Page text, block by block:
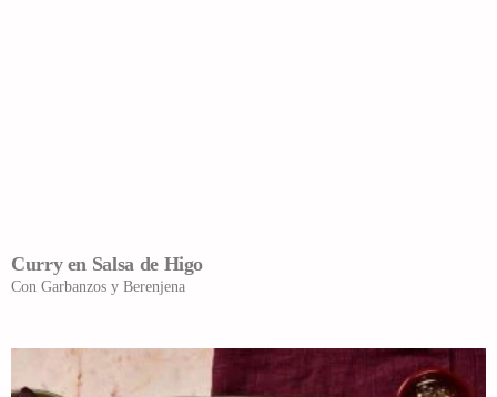
Curry en Salsa de Higo
Con Garbanzos y Berenjena